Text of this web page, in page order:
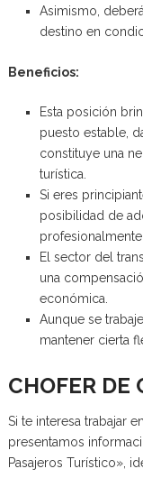
Asimismo,
destino en
Beneficios:
Esta posición
puesto estable,
constituye una
turística.
Si eres
posibilidad de
profesionalmente.
El sector del
una
económica.
Aunque se
mantener cierta
CHOFER DE
Si te interesa trabajar
presentamos
Pasajeros Turístico»,